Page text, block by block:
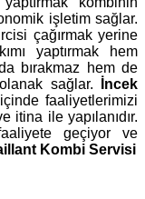
işletim sağlar.
çağırmak yerine
yaptırmak hem
bırakmaz hem de
sağlar.
İncek
faaliyetlerimizi
ile yapılanıdır.
geçiyor ve
Kombi Servisi